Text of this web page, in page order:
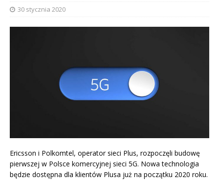
30 stycznia 2020
Ericsson i Polkomtel, operator sieci Plus, rozpoczęli budowę
pierwszej w Polsce komercyjnej sieci 5G. Nowa technologia
będzie dostępna dla klientów Plusa już na początku 2020 roku.